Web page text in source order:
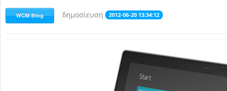
WCM Blog δημοσίευση 2012-06-20 13:34:12